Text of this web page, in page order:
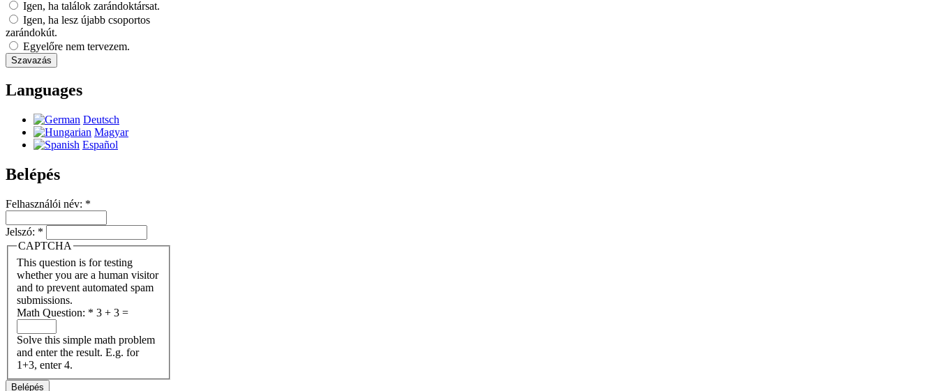
Igen, ha találok zarándoktársat.
Igen, ha lesz újabb csoportos
zarándokút.
Egyelőre nem tervezem.
Languages
Deutsch
Magyar
Español
Belépés
Felhasználói név: *
Jelszó: *
CAPTCHA
This question is for testing
whether you are a human visitor
and to prevent automated spam
submissions.
Math Question: * 3 + 3 =
Solve this simple math problem
and enter the result. E.g. for
1+3, enter 4.